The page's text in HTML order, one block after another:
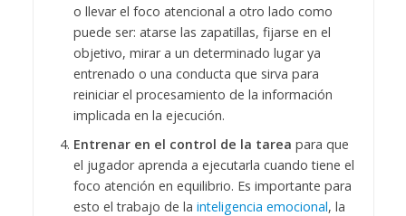
o llevar el foco atencional a otro lado como
puede ser: atarse las zapatillas, fijarse en el
objetivo, mirar a un determinado lugar ya
entrenado o una conducta que sirva para
reiniciar el procesamiento de la información
implicada en la ejecución.
Entrenar en el control de la tarea para que
el jugador aprenda a ejecutarla cuando tiene el
foco atención en equilibrio. Es importante para
esto el trabajo de la inteligencia emocional, la